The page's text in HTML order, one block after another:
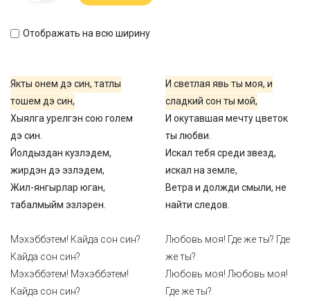
Отображать на всю ширину
Якты онем дэ син, татлы
тошем дэ син,
Хыялга урелгэн сою голем
дэ син.
Йолдыздан кузлэдем,
жирдэн дэ эзлэдем,
Жил-янгырлар юган,
табалмыйм эзлэрен.
Мэхэббэтем! Кайда сон син?
Кайда сон син?
Мэхэббэтем! Мэхэббэтем!
Кайда сон син?
И светлая явь ты моя, и
сладкий сон ты мой,
И окутавшая мечту цветок
ты любви.
Искал тебя среди звезд,
искал на земле,
Ветра и должди смыли, не
найти следов.
Любовь моя! Где же ты? Где
же ты?
Любовь моя! Любовь моя!
Где же ты?